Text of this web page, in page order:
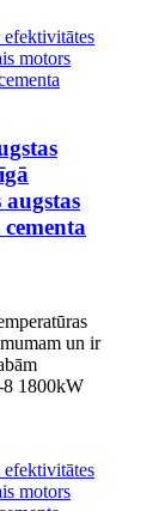
un ir
8 1800kW